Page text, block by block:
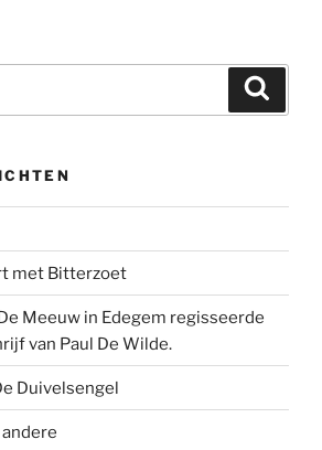
met Bitterzoet
Meeuw in Edegem regisseerde
van Paul De Wilde.
Duivelsengel